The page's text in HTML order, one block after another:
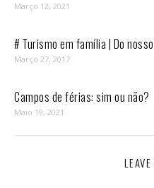
Março 12, 2021
# Turismo em família | Do
Março 27, 2017
Campos de férias: sim ou não?
Maio 19, 2021